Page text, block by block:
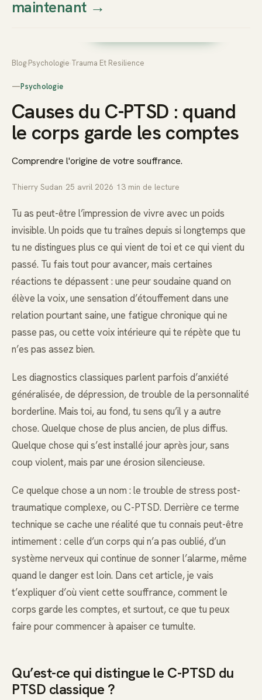
Thierry
Prendre rendez-vous dès
maintenant→
Blog Psychologie Trauma Et Resilience
—Psychologie
Causes du C-PTSD : quand
le corps garde les comptes
Comprendre l'origine de votre souffrance.
Thierry Sudan 25 avril 2026 13 min de lecture
Tu as peut-être l’impression de vivre avec un poids
invisible. Un poids que tu traînes depuis si longtemps que
tu ne distingues plus ce qui vient de toi et ce qui vient du
passé. Tu fais tout pour avancer, mais certaines
réactions te dépassent : une peur soudaine quand on
élève la voix, une sensation d’étouffement dans une
relation pourtant saine, une fatigue chronique qui ne
passe pas, ou cette voix intérieure qui te répète que tu
n’es pas assez bien.
Les diagnostics classiques parlent parfois d’anxiété
généralisée, de dépression, de trouble de la personnalité
borderline. Mais toi, au fond, tu sens qu’il y a autre
chose. Quelque chose de plus ancien, de plus diffus.
Quelque chose qui s’est installé jour après jour, sans
coup violent, mais par une érosion silencieuse.
Ce quelque chose a un nom : le trouble de stress post-
traumatique complexe, ou C-PTSD. Derrière ce terme
technique se cache une réalité que tu connais peut-être
intimement : celle d’un corps qui n’a pas oublié, d’un
système nerveux qui continue de sonner l’alarme, même
quand le danger est loin. Dans cet article, je vais
t’expliquer d’où vient cette souffrance, comment le
corps garde les comptes, et surtout, ce que tu peux
faire pour commencer à apaiser ce tumulte.
Qu’est-ce qui distingue le C-PTSD du
PTSD classique ?